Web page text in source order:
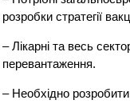
розробки стратегії
– Лікарні та весь
перевантаження.
– Необхідно